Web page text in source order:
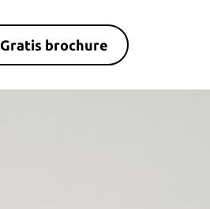
Gratis brochure